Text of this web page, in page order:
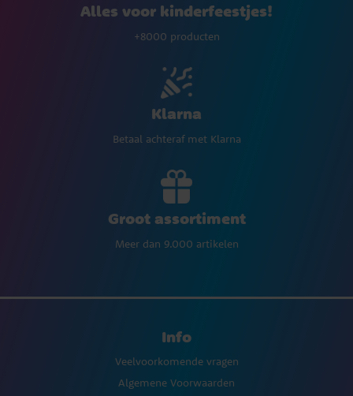
Alles voor kinderfeestjes!
+8000 producten
Klarna
Betaal achteraf met Klarna
Groot assortiment
Meer dan 9.000 artikelen
Info
Veelvoorkomende vragen
Algemene Voorwaarden